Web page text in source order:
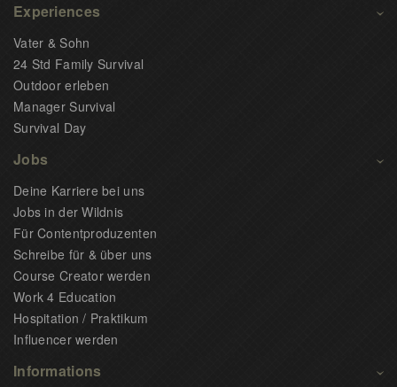
Experiences
Vater & Sohn
24 Std Family Survival
Outdoor erleben
Manager Survival
Survival Day
Jobs
Deine Karriere bei uns
Jobs in der Wildnis
Für Contentproduzenten
Schreibe für & über uns
Course Creator werden
Work 4 Education
Hospitation / Praktikum
Influencer werden
Informations